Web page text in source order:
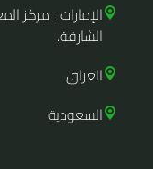
الإمارات : مركز
الشارقة.
العراق
السعودية